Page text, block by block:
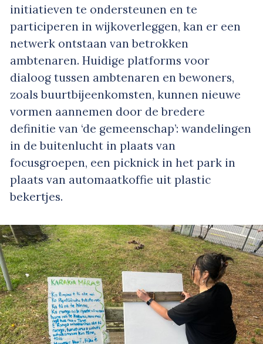
initiatieven te ondersteunen en te
participeren in wijkoverleggen, kan er een
netwerk ontstaan van betrokken
ambtenaren. Huidige platforms voor
dialoog tussen ambtenaren en bewoners,
zoals buurtbijeenkomsten, kunnen nieuwe
vormen aannemen door de bredere
definitie van ‘de gemeenschap’: wandelingen
in de buitenlucht in plaats van
focusgroepen, een picknick in het park in
plaats van automaatkoffie uit plastic
bekertjes.